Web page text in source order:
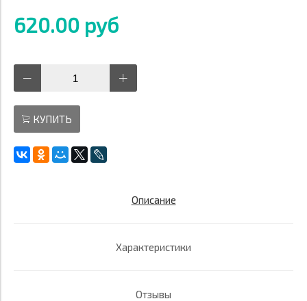
620.00 руб
КУПИТЬ
Описание
Характеристики
Отзывы